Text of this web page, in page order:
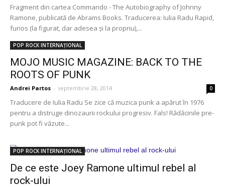
Fragment din cartea Commando - The Autobiography of Johnny
Ramone, publicată de Abrams Books. Traducerea: Iulia Radu Rapid,
furios (la figurat, dar adesea şi la propriu),...
POP ROCK INTERNAȚIONAL
MOJO MUSIC MAGAZINE: BACK TO THE
ROOTS OF PUNK
Andrei Partos - septembrie 28, 2014 0
Traducere de Iulia Radu Se zice că muzica punk a apărut în 1976
pentru a distruge dinozaurii rockului progresiv. Fals! Rădăcinile pre-
punk pot fi văzute...
POP ROCK INTERNAȚIONAL
De ce este Joey Ramone ultimul rebel al
rock-ului